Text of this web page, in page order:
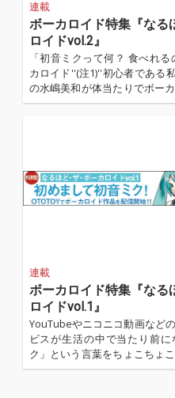
連載
ボーカロイド特集『なる
ロイドvol.2』
「初音ミクって何？ 食べれ
カロイド''(注1)''初心者である
の水嶋美和が体当たりでボー
を学んでいく教養コーナー「
連載
ボーカロイド特集『なる
ロイドvol.1』
YouTubeやニコニコ動画など
ビスが生活の中で当たり前に
ク」という言葉をちょこちょ
た。どこかの無名アイドル歌